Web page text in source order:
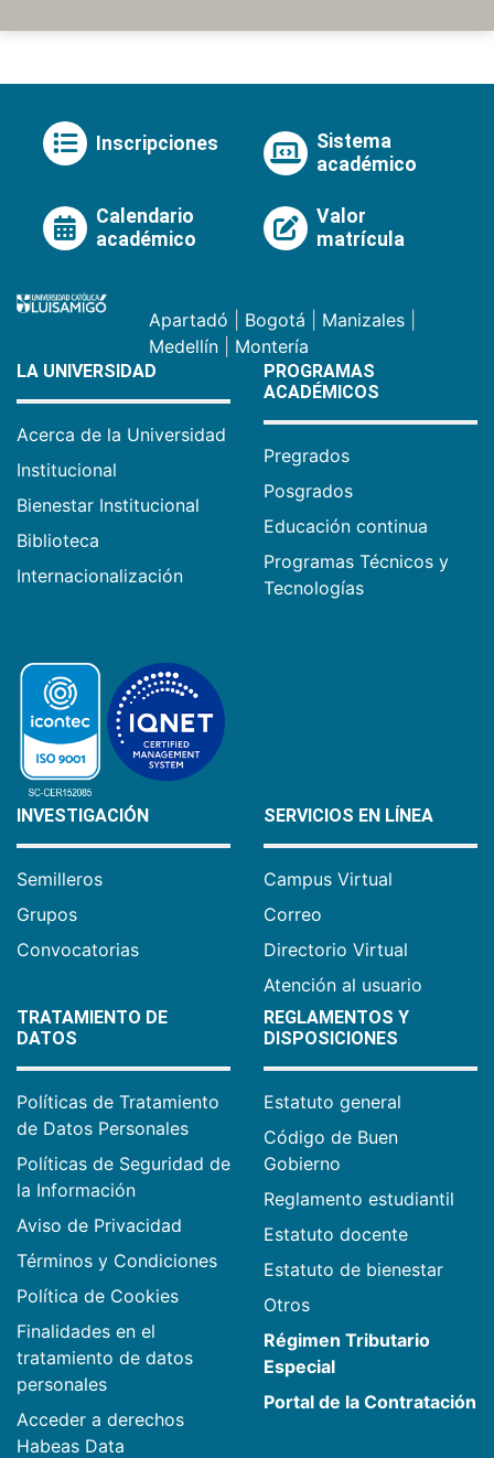
Inscripciones
Sistema
académico
Calendario
académico
Valor
matrícula
Apartadó Bogotá Manizales
Medellín
Montería
LA UNIVERSIDAD
Acerca de la Universidad
Institucional
Bienestar Institucional
Biblioteca
Internacionalización
PROGRAMAS
ACADÉMICOS
Pregrados
Posgrados
Educación continua
Programas Técnicos y
Tecnologías
INVESTIGACIÓN
Semilleros
Grupos
Convocatorias
SERVICIOS EN LÍNEA
Campus Virtual
Correo
Directorio Virtual
Atención al usuario
TRATAMIENTO DE
DATOS
Políticas de Tratamiento
de Datos Personales
Políticas de Seguridad de
la Información
Aviso de Privacidad
Términos y Condiciones
Política de Cookies
Finalidades en el
tratamiento de datos
personales
Acceder a derechos
Habeas Data
REGLAMENTOS Y
DISPOSICIONES
Estatuto general
Código de Buen
Gobierno
Reglamento estudiantil
Estatuto docente
Estatuto de bienestar
Otros
Régimen Tributario
Especial
Portal de la Contratación